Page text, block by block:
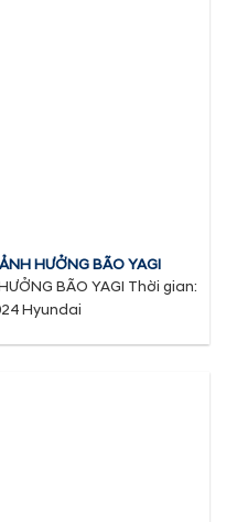
HƯỞNG BÃO YAGI
BÃO YAGI Thời gian:
Hyundai